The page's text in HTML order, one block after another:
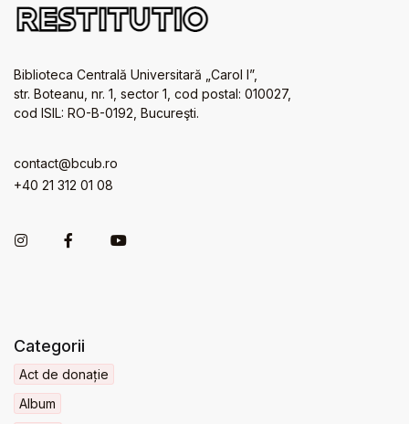
Biblioteca Centrală Universitară „Carol I”,
str. Boteanu, nr. 1, sector 1, cod postal: 010027,
cod ISIL: RO-B-0192, Bucureşti.
contact@bcub.ro
+40 21 312 01 08
Categorii
Act de donație
Album